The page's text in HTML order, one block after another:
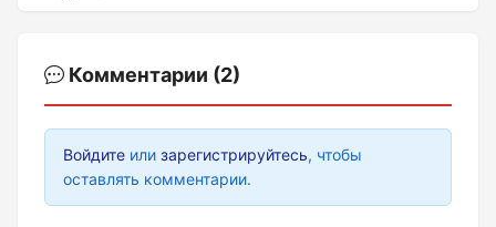
Комментарии (2)
Войдите или зарегистрируйтесь, чтобы
оставлять комментарии.